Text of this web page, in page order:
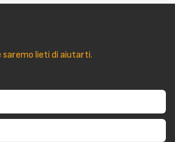
saremo lieti di aiutarti.